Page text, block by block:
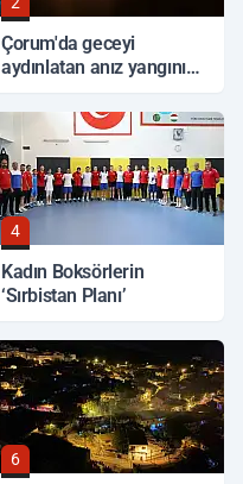
Çorum'da geceyi
aydınlatan anız yangını
4
Kadın Boksörlerin
‘Sırbistan Planı’
6